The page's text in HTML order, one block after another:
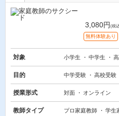
3,080円 (税
無料体験あり
対象 小学生 中学生
目的 中学受験 高校受験
授業形式 対面 オンライン
教師タイプ プロ家庭教師 学生